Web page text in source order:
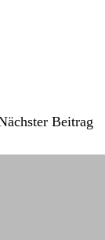
Beitrag